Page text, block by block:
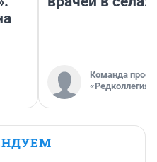
Команда
«Редколлегия»